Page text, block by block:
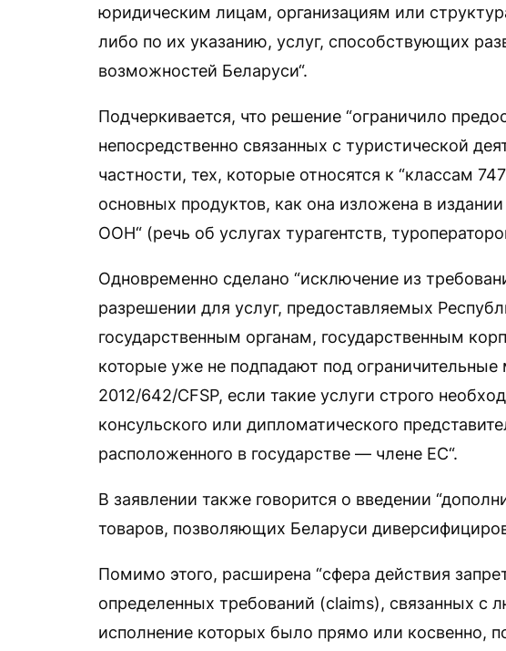
юридическим лицам, организациям или
либо по их указанию, услуг, способствующих
возможностей Беларуси“.
Подчеркивается, что решение “ограничило
непосредственно связанных с туристической
частности, тех, которые относятся к “классам
основных продуктов, как она изложена в
ООН“ (речь об услугах турагентств,
Одновременно сделано “исключение из
разрешении для услуг, предоставляемых
государственным органам, государственным
которые уже не подпадают под
2012/642/CFSP, если такие услуги строго
консульского или дипломатического
расположенного в государстве — члене ЕС“.
В заявлении также говорится о введении
товаров, позволяющих Беларуси
Помимо этого, расширена “сфера действия
определенных требований (claims), связанных с
исполнение которых было прямо или косвенно,